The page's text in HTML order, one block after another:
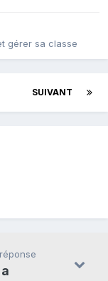
gérer sa classe
SUIVANT